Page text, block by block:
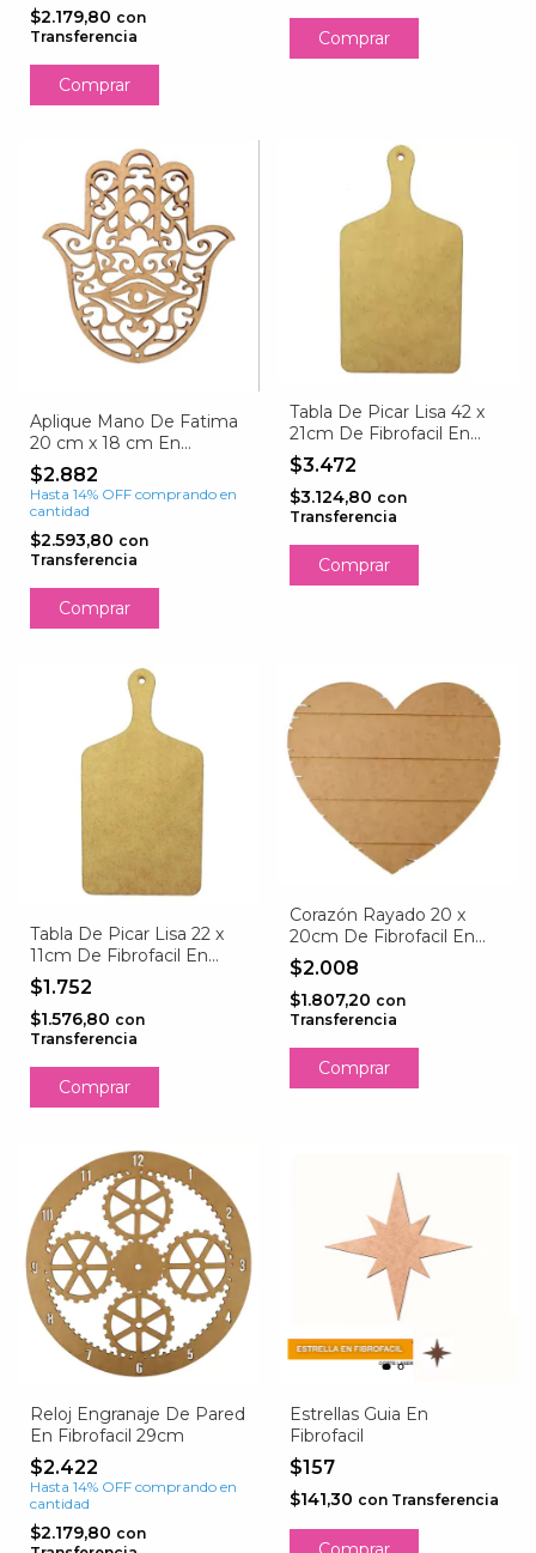
$2.179,80 con
Transferencia
Aplique Mano De Fatima
20 cm x 18 cm En
Fibrofacil 3mm
$2.882
Hasta 14% OFF comprando en
cantidad
$2.593,80 con
Transferencia
Tabla De Picar Lisa 42 x
21cm De Fibrofacil En
3mm De Espesor
$3.472
$3.124,80 con
Transferencia
Tabla De Picar Lisa 22 x
11cm De Fibrofacil En
3mm De Espesor
$1.752
$1.576,80 con
Transferencia
Corazón Rayado 20 x
20cm De Fibrofacil En
3mm De Espesor
$2.008
$1.807,20 con
Transferencia
Reloj Engranaje De Pared
En Fibrofacil 29cm
$2.422
Hasta 14% OFF comprando en
cantidad
$2.179,80 con
Estrellas Guia En
Fibrofacil
$157
$141,30 con Transferencia